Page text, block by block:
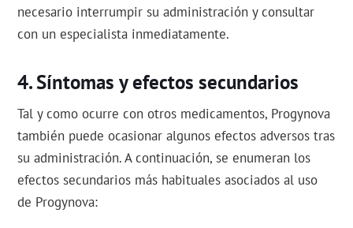
necesario interrumpir su administración y consultar
con un especialista inmediatamente.
Síntomas y efectos secundarios
Tal y como ocurre con otros medicamentos, Progynova
también puede ocasionar algunos efectos adversos tras
su administración. A continuación, se enumeran los
efectos secundarios más habituales asociados al uso
de Progynova: